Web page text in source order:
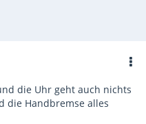
die Uhr geht auch nichts
die Handbremse alles